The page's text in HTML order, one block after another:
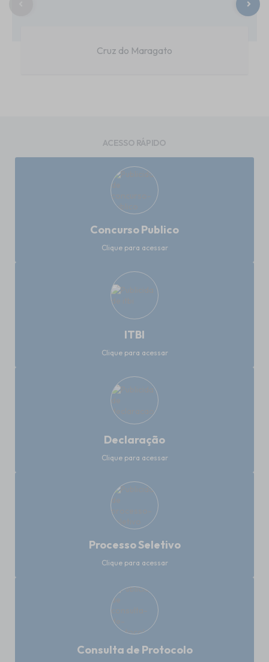
Cruz do Maragato
ACESSO RÁPIDO
Concurso Publico
Clique para acessar
ITBI
Clique para acessar
Declaração
Clique para acessar
Processo Seletivo
Clique para acessar
Consulta de Protocolo